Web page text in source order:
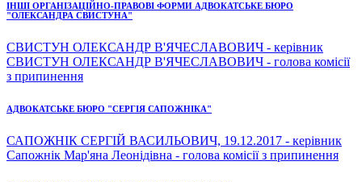
ІНШІ ОРГАНІЗАЦІЙНО-ПРАВОВІ ФОРМИ АДВОКАТСЬКЕ БЮРО
"ОЛЕКСАНДРА СВИСТУНА"
СВИСТУН ОЛЕКСАНДР В'ЯЧЕСЛАВОВИЧ - керівник
СВИСТУН ОЛЕКСАНДР В'ЯЧЕСЛАВОВИЧ - голова комісії
з припинення
АДВОКАТСЬКЕ БЮРО "СЕРГІЯ САПОЖНІКА"
САПОЖНІК СЕРГІЙ ВАСИЛЬОВИЧ, 19.12.2017 - керівник
Сапожнік Мар'яна Леонідівна - голова комісії з припинення